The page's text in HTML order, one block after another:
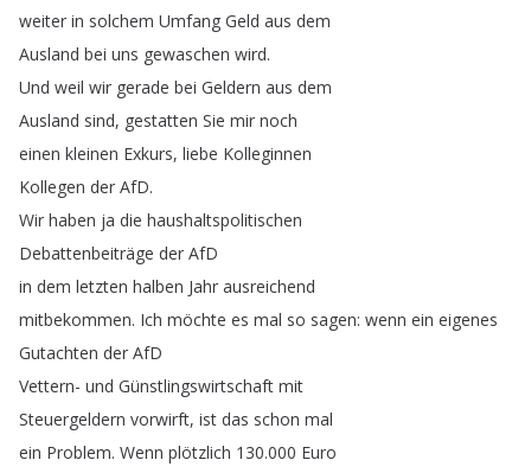
weiter in solchem Umfang Geld aus dem
Ausland bei uns gewaschen wird.
Und weil wir gerade bei Geldern aus dem
Ausland sind, gestatten Sie mir noch
einen kleinen Exkurs, liebe Kolleginnen
Kollegen der AfD.
Wir haben ja die haushaltspolitischen
Debattenbeiträge der AfD
in dem letzten halben Jahr ausreichend
mitbekommen. Ich möchte es mal so sagen: wenn ein eigenes
Gutachten der AfD
Vettern- und Günstlingswirtschaft mit
Steuergeldern vorwirft, ist das schon mal
ein Problem. Wenn plötzlich 130.000 Euro